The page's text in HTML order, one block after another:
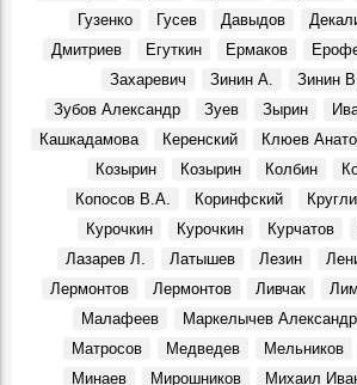
Как крестьянский сын из Симбирска
развивал земледелие
Джанни Родари: «…Полную Волгу
События, 2 Августа 1969
Новый Новоульяновск
Места, 3 Августа 1969
Праздник в Шаховском
События, 10 Августа 1969
Воспоминания, 11 Августа 1969
Галина Николаевна Афанасьева, в 1964 -
отделом школ ОК КПСС:
Воспоминания, 12 Августа 1969
Гузенко
Гусев Давыдов
Дмитриев
Егуткин Ермаков
Захаревич
Зинин А. Зинин
Зубов Александр
Зуев Зырин
Кашкадамова
Керенский Клюев
Козырин
Козырин Колбин
Копосов В.А.
Коринфский
Курочкин
Курочкин Курчатов
Лазарев Л.
Латышев Лезин
Лермонтов
Лермонтов Ливчак
Малафеев
Маркелычев Александр
Матросов
Медведев Мельников
Минаев
Мирошников Михаил